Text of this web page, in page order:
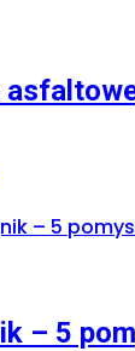
– 5